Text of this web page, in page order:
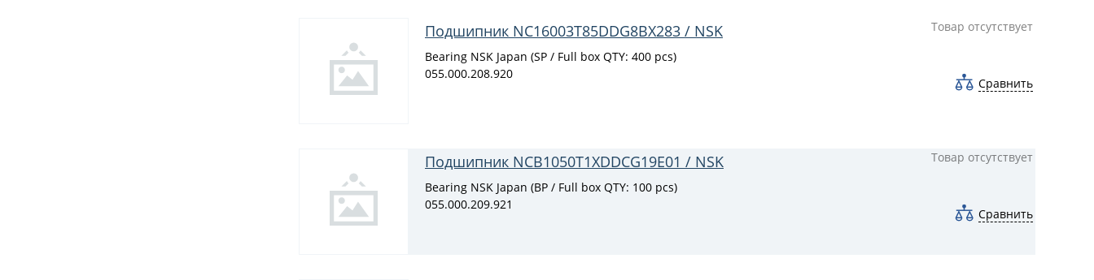
Подшипник NC16003T85DDG8BX283 / NSK
Товар отсутствует
Bearing NSK Japan (SP / Full box QTY: 400 pcs)
055.000.208.920
Сравнить
Подшипник NCB1050T1XDDCG19E01 / NSK
Товар отсутствует
Bearing NSK Japan (BP / Full box QTY: 100 pcs)
055.000.209.921
Сравнить